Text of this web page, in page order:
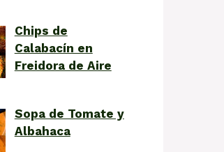
Chips de
Calabacín en
Freidora de Aire
Sopa de Tomate y
Albahaca